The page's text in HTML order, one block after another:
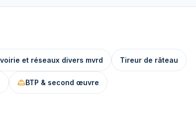
et réseaux divers mvrd Tireur de râteau
BTP & second œuvre